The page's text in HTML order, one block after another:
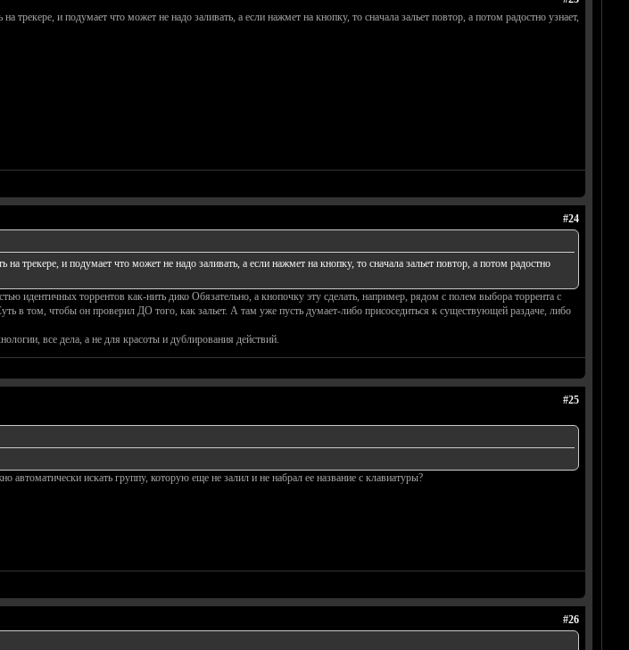
трекере, и подумает что может не надо заливать, а если нажмет на кнопку, то сначала зальет повтор, а потом радостно узнает,
#24
на трекере, и подумает что может не надо заливать, а если нажмет на кнопку, то сначала зальет повтор, а потом радостно
идентичных торрентов как-нить дико Обязательно, а кнопочку эту сделать, например, рядом с полем выбора торрента с
в том, чтобы он проверил ДО того, как зальет. А там уже пусть думает-либо присоседиться к существующей раздаче, либо
все дела, а не для красоты и дублирования действий.
#25
искать группу, которую еще не залил и не набрал ее название с клавиатуры?
#26